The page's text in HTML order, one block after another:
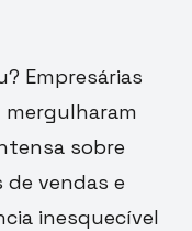
Empresárias
mergulharam
sobre
vendas e
inesquecível